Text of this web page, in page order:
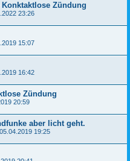
Zündung
23:26
15:07
16:42
Zündung
20:59
aber licht geht.
05.04.2019 19:25